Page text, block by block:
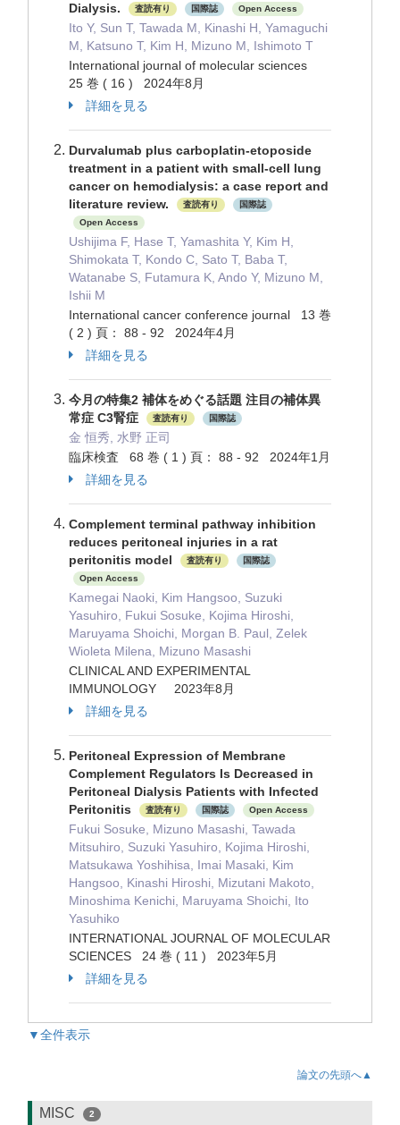
Dialysis.
査読有り 国際誌 Open Access
Ito Y, Sun T, Tawada M, Kinashi H, Yamaguchi
M, Katsuno T, Kim H, Mizuno M, Ishimoto T
International journal of molecular sciences
25 巻 ( 16 ) 2024年8月
詳細を見る
Durvalumab plus carboplatin-etoposide
treatment in a patient with small-cell lung
cancer on hemodialysis: a case report and
literature review.
査読有り
国際誌
Open Access
Ushijima F, Hase T, Yamashita Y, Kim H,
Shimokata T, Kondo C, Sato T, Baba T,
Watanabe S, Futamura K, Ando Y, Mizuno M,
Ishii M
International cancer conference journal 13 巻
( 2 ) 頁： 88 - 92 2024年4月
詳細を見る
今月の特集2 補体をめぐる話題 注目の補体異
常症 C3腎症
査読有り 国際誌
金 恒秀, 水野 正司
臨床検査 68 巻 ( 1 ) 頁： 88 - 92 2024年1月
詳細を見る
Complement terminal pathway inhibition
reduces peritoneal injuries in a rat
peritonitis model
査読有り
国際誌
Open Access
Kamegai Naoki, Kim Hangsoo, Suzuki
Yasuhiro, Fukui Sosuke, Kojima Hiroshi,
Maruyama Shoichi, Morgan B. Paul, Zelek
Wioleta Milena, Mizuno Masashi
CLINICAL AND EXPERIMENTAL
IMMUNOLOGY 2023年8月
詳細を見る
Peritoneal Expression of Membrane
Complement Regulators Is Decreased in
Peritoneal Dialysis Patients with Infected
Peritonitis
査読有り 国際誌 Open Access
Fukui Sosuke, Mizuno Masashi, Tawada
Mitsuhiro, Suzuki Yasuhiro, Kojima Hiroshi,
Matsukawa Yoshihisa, Imai Masaki, Kim
Hangsoo, Kinashi Hiroshi, Mizutani Makoto,
Minoshima Kenichi, Maruyama Shoichi, Ito
Yasuhiko
INTERNATIONAL JOURNAL OF MOLECULAR
SCIENCES 24 巻 ( 11 ) 2023年5月
詳細を見る
▼全件表示
論文の先頭へ▲
MISC 2